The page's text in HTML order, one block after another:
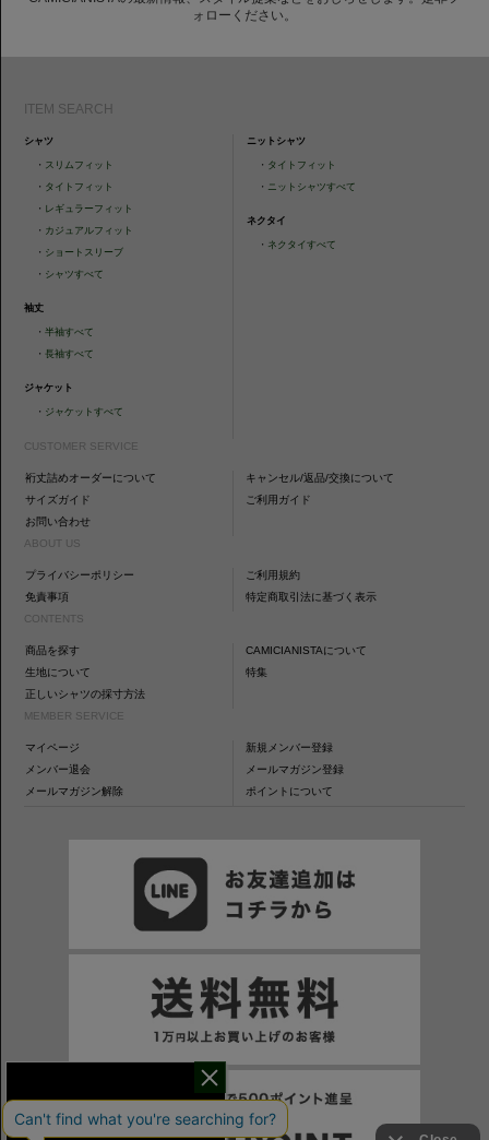
ォローください。
ITEM SEARCH
シャツ
・ スリムフィット
・ タイトフィット
・ レギュラーフィット
・ カジュアルフィット
・ ショートスリーブ
・ シャツすべて
袖丈
・半袖すべて
・長袖すべて
ジャケット
・ ジャケットすべて
ニットシャツ
・ タイトフィット
・ ニットシャツすべて
ネクタイ
・ ネクタイすべて
CUSTOMER SERVICE
裄丈詰めオーダーについて
キャンセル/返品/交換について
サイズガイド
ご利用ガイド
お問い合わせ
ABOUT US
プライバシーポリシー
ご利用規約
免責事項
特定商取引法に基づく表示
CONTENTS
商品を探す
CAMICIANISTAについて
生地について
特集
正しいシャツの採寸方法
MEMBER SERVICE
マイページ
新規メンバー登録
メンバー退会
メールマガジン登録
メールマガジン解除
ポイントについて